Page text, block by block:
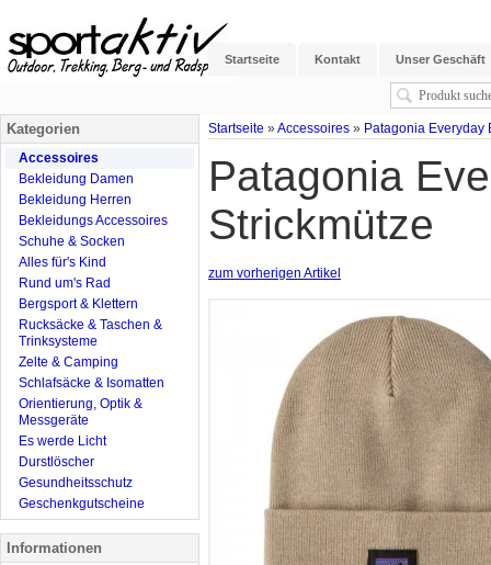
Startseite Kontakt Unser Geschäft
Startseite » Accessoires » Patagonia Everyday
Patagonia
Strickmütze
zum vorherigen Artikel
Kategorien
Accessoires
Bekleidung Damen
Bekleidung Herren
Bekleidungs Accessoires
Schuhe & Socken
Alles für's Kind
Rund um's Rad
Bergsport & Klettern
Rucksäcke & Taschen &
Trinksysteme
Zelte & Camping
Schlafsäcke & Isomatten
Orientierung, Optik &
Messgeräte
Es werde Licht
Durstlöscher
Gesundheitsschutz
Geschenkgutscheine
Informationen